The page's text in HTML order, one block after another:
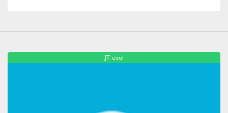
JT-evol